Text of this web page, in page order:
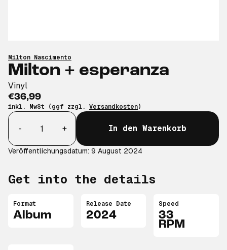
Milton Nascimento
Milton + esperanza
Vinyl
€36,99
inkl. MwSt (ggf zzgl. Versandkosten)
Anzahl
-
+ In den Warenkorb
Veröffentlichungsdatum: 9 August 2024
Get into the details
Format
Album
Release Date
2024
Speed
33
RPM